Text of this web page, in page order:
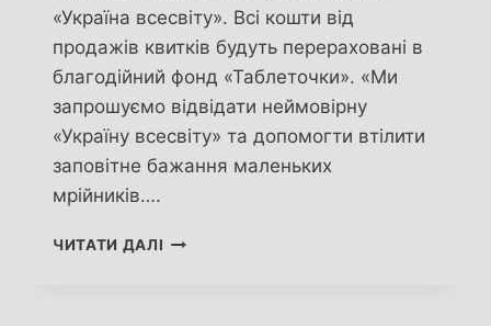
«Україна всесвіту». Всі кошти від
продажів квитків будуть перераховані в
благодійний фонд «Таблеточки». «Ми
запрошуємо відвідати неймовірну
«Україну всесвіту» та допомогти втілити
заповітне бажання маленьких
мрійників….
ЧИТАТИ ДАЛІ МУЛЬТИМЕДІЙНИЙ